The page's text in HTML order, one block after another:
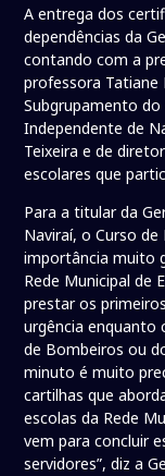
A entrega dos
dependências da
contando com a
professora Tatiane
Subgrupamento
Independente de
Teixeira e de
escolares que
Para a titular da
Naviraí, o Curso
importância muito
Rede Municipal de
prestar os
urgência enquanto
de Bombeiros ou
minuto é muito
cartilhas que
escolas da Rede
vem para concluir
servidores”, diz a